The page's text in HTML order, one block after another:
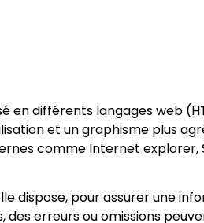
en différents langages web
et un graphisme plus
comme Internet explorer,
dispose, pour assurer une
erreurs ou omissions